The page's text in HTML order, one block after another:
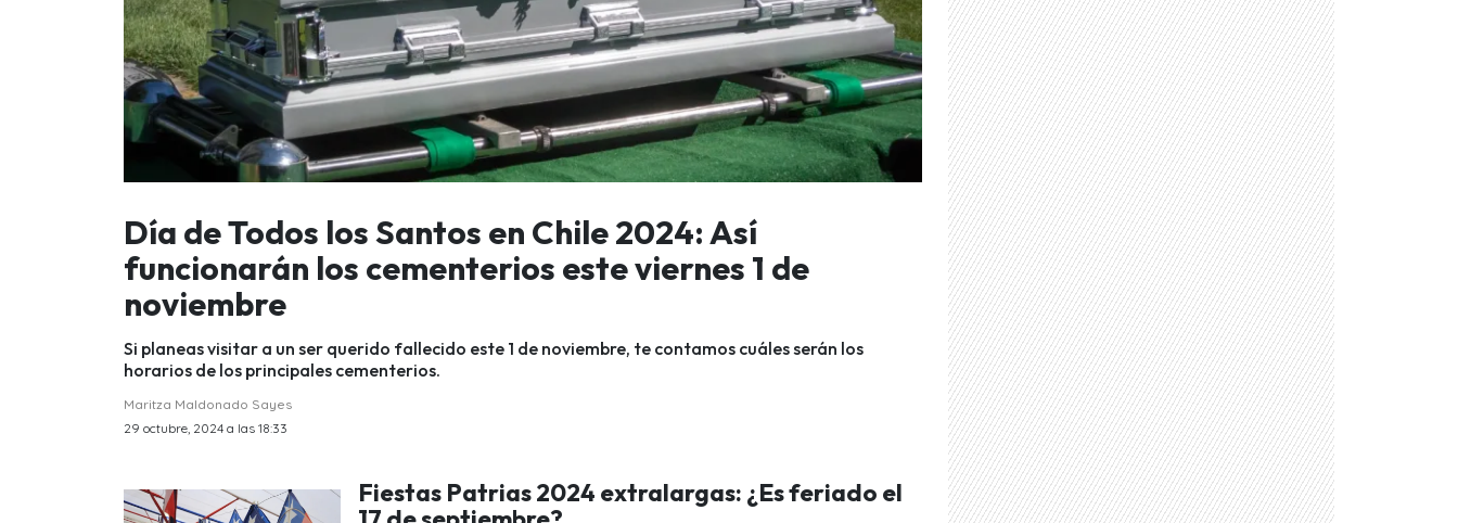
Día de Todos los Santos en Chile 2024: Así
funcionarán los cementerios este viernes 1 de
noviembre
Si planeas visitar a un ser querido fallecido este 1 de noviembre, te contamos cuáles serán los
horarios de los principales cementerios.
Maritza Maldonado Sayes
29 octubre, 2024 a las 18:33
Fiestas Patrias 2024 extralargas: ¿Es feriado el